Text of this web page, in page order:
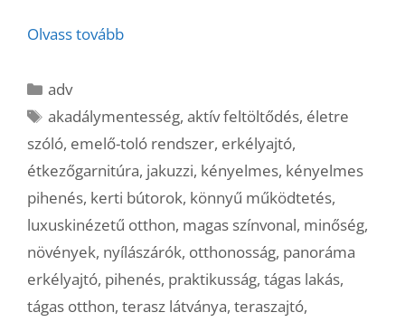
Olvass tovább
Kategória
adv
Címkék
akadálymentesség,aktív feltöltődés, életre
szóló, emelő-toló rendszer, erkélyajtó,
étkezőgarnitúra, jakuzzi, kényelmes, kényelmes
pihenés, kerti bútorok, könnyű működtetés,
luxuskinézetű otthon, magas színvonal, minőség,
növények, nyílászárók, otthonosság, panoráma
erkélyajtó, pihenés, praktikusság, tágas lakás,
tágas otthon, terasz látványa, teraszajtó,